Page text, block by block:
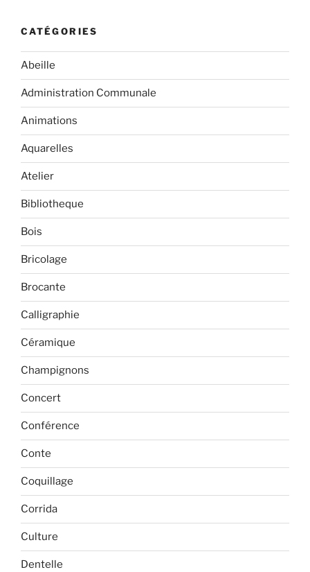
CATÉGORIES
Abeille
Administration Communale
Animations
Aquarelles
Atelier
Bibliotheque
Bois
Bricolage
Brocante
Calligraphie
Céramique
Champignons
Concert
Conférence
Conte
Coquillage
Corrida
Culture
Dentelle